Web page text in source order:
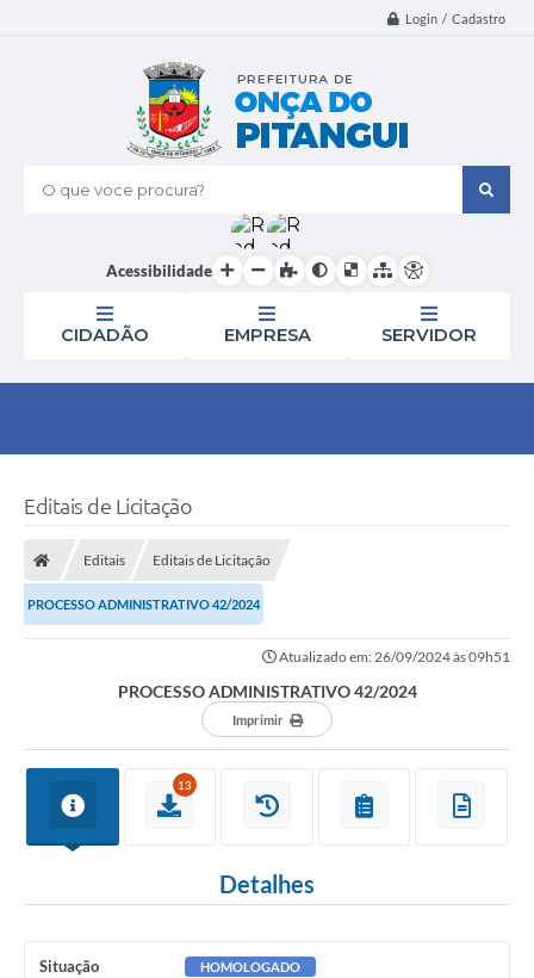
Login / Cadastro
O que voce procura?
Acessibilidade
CIDADÃO EMPRESA SERVIDOR
Editais de Licitação
Editais Editais de Licitação
PROCESSO ADMINISTRATIVO 42/2024
Atualizado em: 26/09/2024 às 09h51
PROCESSO ADMINISTRATIVO 42/2024
Imprimir
13
Detalhes
Situação HOMOLOGADO